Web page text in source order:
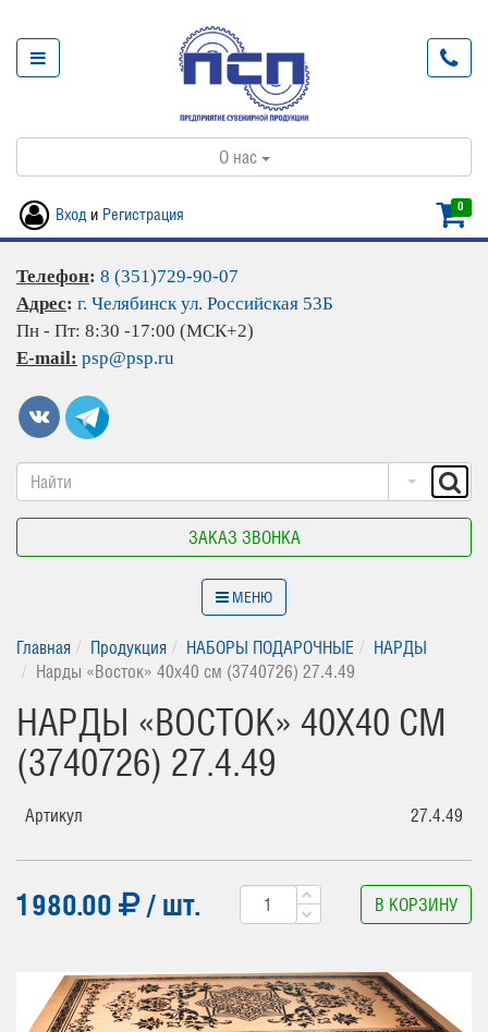
О нас
0
Вход и Регистрация
Телефон: 8 (351)729-90-07
Адрес: г. Челябинск ул. Российская 53Б
Пн - Пт: 8:30 -17:00 (МСК+2)
E-mail: psp@psp.ru
ЗАКАЗ ЗВОНКА
МЕНЮ
Главная Продукция НАБОРЫ ПОДАРОЧНЫЕ
НАРДЫ
Нарды «Восток» 40х40 см (3740726) 27.4.49
НАРДЫ «ВОСТОК» 40Х40 СМ
(3740726) 27.4.49
Артикул 27.4.49
1980.00 / шт. В КОРЗИНУ